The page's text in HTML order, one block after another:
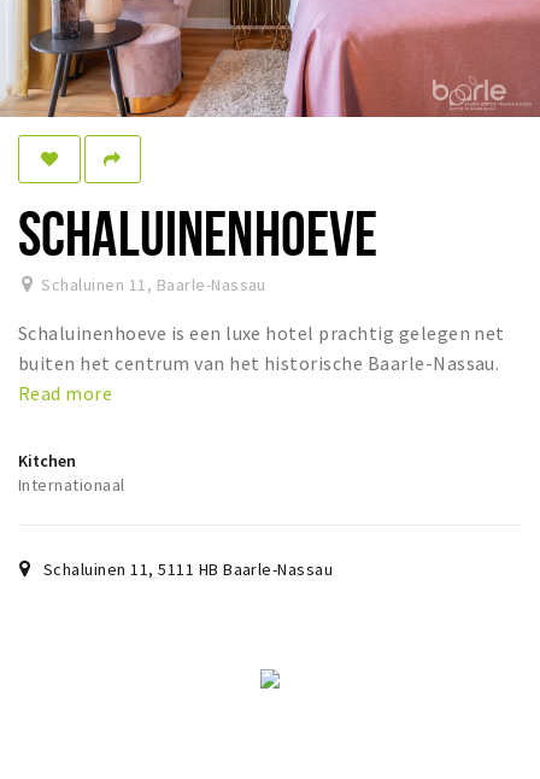
Événements
Manger
Boire
Dormir
Achats
Éxpercience
Enclaves
Activité
SCHALUINENHOEVE
Schaluinen 11, Baarle-Nassau
Schaluinenhoeve is een luxe hotel prachtig gelegen net
buiten het centrum van het historische Baarle-Nassau.
Read more
Kitchen
Internationaal
Schaluinen 11,5111 HB Baarle-Nassau